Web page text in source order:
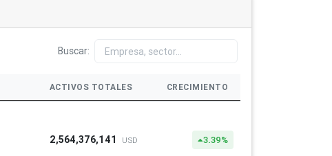
Buscar:
ACTIVOS TOTALES CRECIMIENTO
2,564,376,141 USD 3.39%